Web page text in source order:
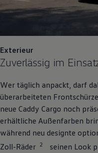
Exterieur
Zuverlässig im
Wer täglich anpackt, darf
überarbeiteten
neue Caddy Cargo noch
erhältliche Außenfarben
während neu designte
Zoll-Räder 2
seinen Look